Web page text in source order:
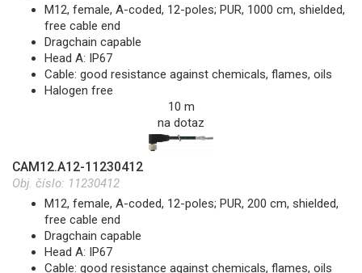
M12, female, A-coded, 12-poles; PUR, 1000 cm, shielded,
free cable end
Dragchain capable
Head A: IP67
Cable: good resistance against chemicals, flames, oils
Halogen free
10 m
na dotaz
CAM12.A12-11230412
Obj. číslo: 11230412
M12, female, A-coded, 12-poles; PUR, 200 cm, shielded,
free cable end
Dragchain capable
Head A: IP67
Cable: good resistance against chemicals, flames, oils